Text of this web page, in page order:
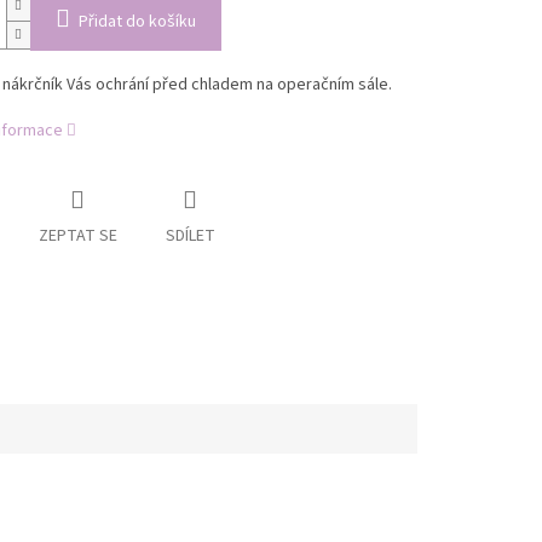
Přidat do košíku
Vás ochrání před chladem na operačním sále.
ZEPTAT SE SDÍLET